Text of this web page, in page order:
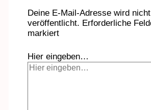
Deine E-Mail-Adresse wird nicht
veröffentlicht. Erforderliche
markiert
Hier eingeben…